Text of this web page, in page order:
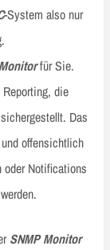
-System also nur
für Sie.
die
Das
offensichtlich
Notifications
SNMP Monitor